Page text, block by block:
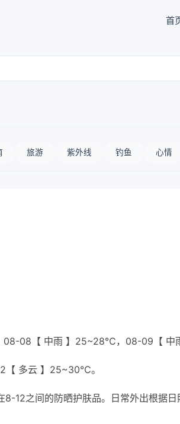
首
旅游 紫外线 钓鱼 心情
08【 中雨 】25~28℃，08-09【 中
多云 】25~30℃。
12之间的防晒护肤品。日常外出根据日